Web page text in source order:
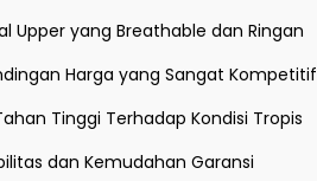
Upper yang Breathable dan Ringan
Harga yang Sangat Kompetitif
Tinggi Terhadap Kondisi Tropis
dan Kemudahan Garansi